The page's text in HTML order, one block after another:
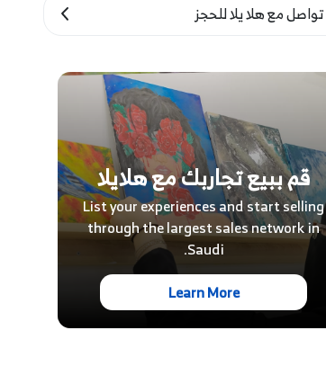
تواصل مع هلا يلا للحجز
قم ببيع تجاربك مع هلايلا
List your experiences and start selling
through the largest sales network in
Saudi.
Learn More